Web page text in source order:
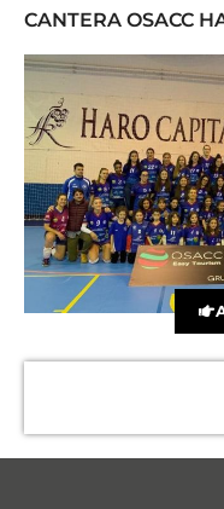
CANTERA OSACC